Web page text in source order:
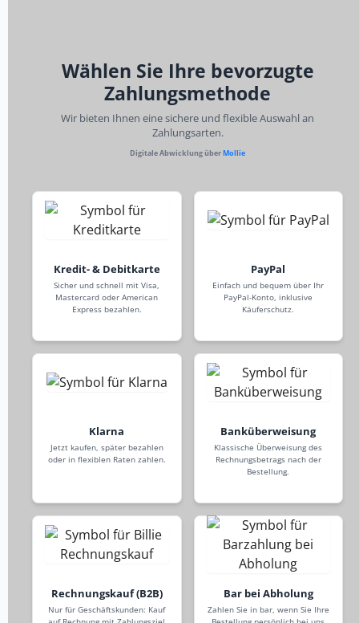
Wählen Sie Ihre bevorzugte
Zahlungsmethode
Wir bieten Ihnen eine sichere und flexible Auswahl an
Zahlungsarten.
Digitale Abwicklung überMollie
Kredit- & Debitkarte
Sicher und schnell mit Visa,
Mastercard oder American
Express bezahlen.
PayPal
Einfach und bequem über Ihr
PayPal-Konto, inklusive
Käuferschutz.
Klarna
Jetzt kaufen, später bezahlen
oder in flexiblen Raten zahlen.
Banküberweisung
Klassische Überweisung des
Rechnungsbetrags nach der
Bestellung.
Rechnungskauf (B2B)
Nur für Geschäftskunden: Kauf
Bar bei Abholung
Zahlen Sie in bar, wenn Sie Ihre